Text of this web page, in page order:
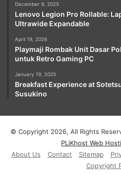
December 9, 2025
Lenovo Legion Pro Rollable:
Ultrawide Expandable
April 19, 2026
Playmaji Rombak Unit Dasar
untuk Retro Gaming PC
January 19, 2025
Breakfast Experience at
Susukino
© Copyright 2026, All Rights
PLiKhost Web
About Us
Contact Sitemap
Copyright